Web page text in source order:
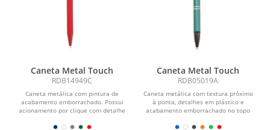
Caneta Metal Touch
RDB14949C
Caneta metálica com pintura de
acabamento emborrachado. Possui
acionamento por clique com detalhe
Caneta Metal Touch
RDB05019A
Caneta metálica com textura próximo
à ponta, detalhes em plástico e
acabamento emborrachado no topo